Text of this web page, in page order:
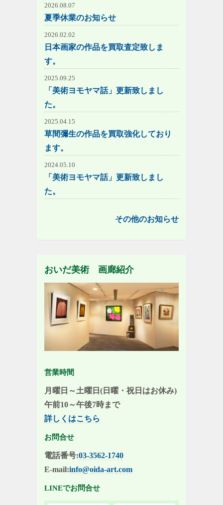
2026.08.07
夏季休業のお知らせ
2026.02.02
日本画家の作品を買取査定致しま
す。
2025.09.25
「美術ヨモヤマ話」更新致しまし
た。
2025.04.15
草間彌生の作品を買取強化しており
ます。
2024.05.10
「美術ヨモヤマ話」更新致しまし
た。
その他のお知らせ
おいだ美術 画廊紹介
営業時間
月曜日～土曜日(日曜・祝日はお休み)
午前10～午後7時まで
詳しくはこちら
お問合せ
電話番号:03-3562-1740
E-mail:info@oida-art.com
LINEでお問合せ